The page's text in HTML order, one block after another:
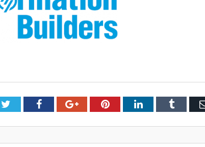
TwitterFacebookGoogle+PinterestLinkedInTumblr